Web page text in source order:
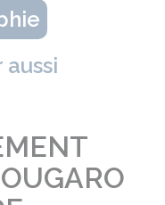
aussi